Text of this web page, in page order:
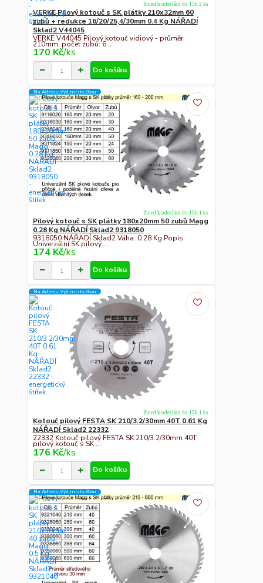
VERKE Pilový kotouč s SK plátky 210x32mm 60
zubů + redukce 16/20/25,4/30mm 0.4 Kg NÁŘADÍ
Sklad2 V44045
VERKE V44045 Pilový kotouč vidiový - průměr:
210mm, počet zubů: 6...
170 Kč/ks
Ihned k odeslání do 15h 2 ks
Do košíku
Na Adresu,Výd.místo,Boxu
Pilový kotouč s SK plátky 180x20mm 50 zubů Magg
0.28 Kg NÁŘADÍ Sklad2 9318050
9318050 NÁŘADÍ Sklad2 Váha: 0.28 Kg Popis:
Univerzální SK pilový ...
174 Kč/ks
Ihned k odeslání do 15h 1 ks
Do košíku
Na Adresu,Výd.místo,Boxu
Kotouč pilový FESTA SK 210/3.2/30mm 40T 0.61 Kg
NÁŘADÍ Sklad2 22332
22332 Kotouč pilový FESTA SK 210/3.2/30mm 40T
pilový kotouč s SK ...
176 Kč/ks
Ihned k odeslání do 15h 1 ks
Do košíku
Na Adresu,Výd.místo,Boxu